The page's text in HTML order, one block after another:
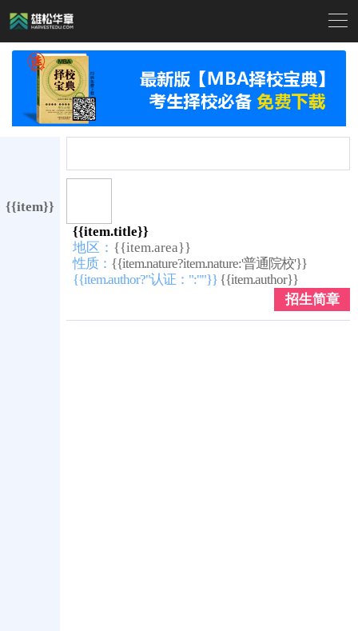

{{item}}
{{item.title}}
地区： {{item.area}}
性质： {{item.nature?item.nature:'普通院校'}}
{{item.author?"认证：":""}} {{item.author}}
招生简章